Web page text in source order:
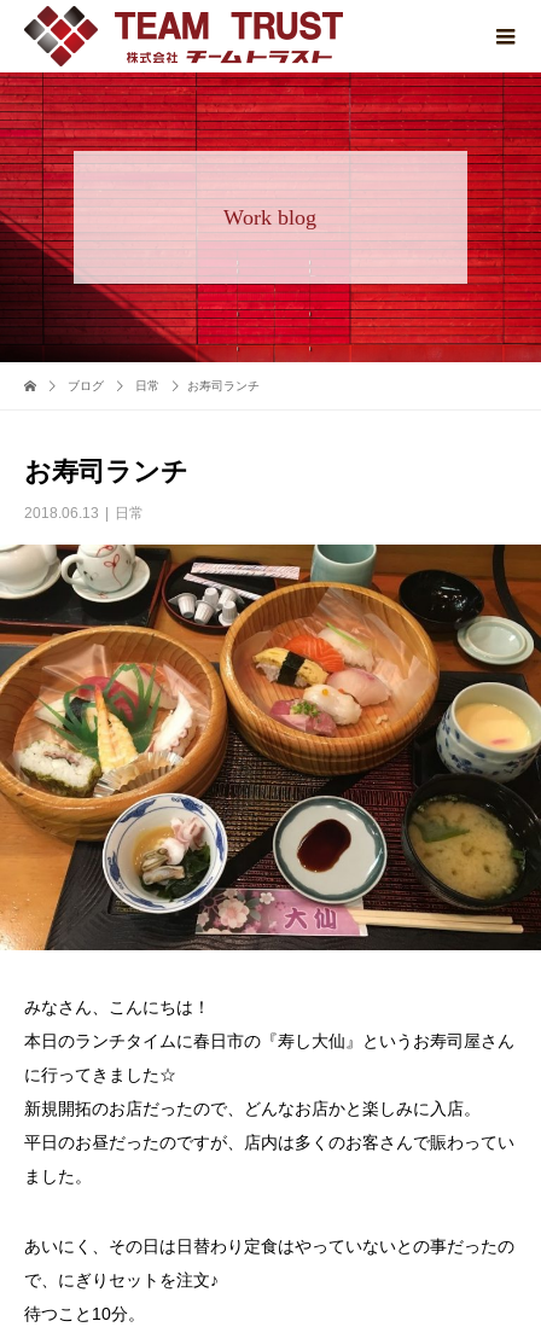
Work blog
ブログ 日常 お寿司ランチ
お寿司ランチ
2018.06.13 日常
みなさん、こんにちは！
本日のランチタイムに春日市の『寿し大仙』というお寿司屋さん
に行ってきました☆
新規開拓のお店だったので、どんなお店かと楽しみに入店。
平日のお昼だったのですが、店内は多くのお客さんで賑わってい
ました。
あいにく、その日は日替わり定食はやっていないとの事だったの
で、にぎりセットを注文♪
待つこと10分。